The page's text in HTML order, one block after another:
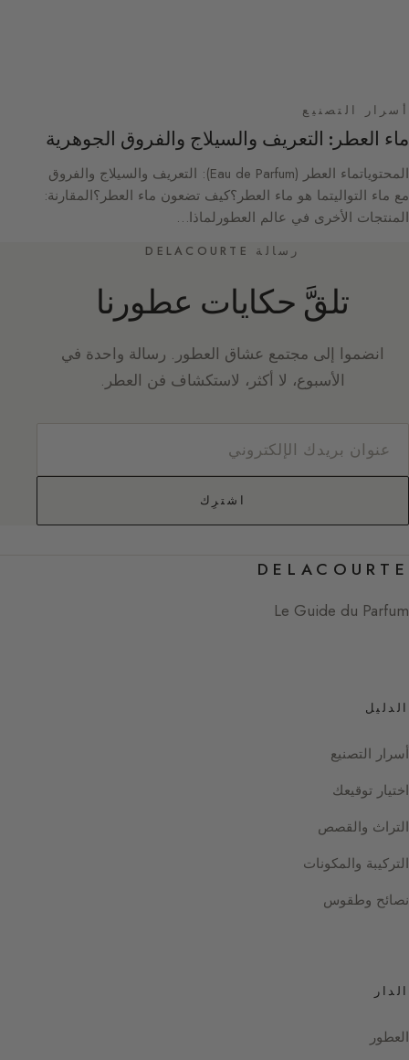
أسرار التصنيع
ماء العطر: التعريف والسيلاج والفروق الجوهرية
المحتوياتماء العطر (Eau de Parfum): التعريف والسيلاج والفروق
مع ماء التواليتما هو ماء العطر؟كيف تضعون ماء العطر؟المقارنة:
المنتجات الأخرى في عالم العطورلماذا…
رسالة DELACOURTE
تلقَّ حكايات عطورنا
انضموا إلى مجتمع عشاق العطور. رسالة واحدة في
الأسبوع، لا أكثر، لاستكشاف فن العطر.
اشترِك
DELACOURTE
Le Guide du Parfum
الدليل
أسرار التصنيع
اختيار توقيعك
التراث والقصص
التركيبة والمكونات
نصائح وطقوس
الدار
العطور